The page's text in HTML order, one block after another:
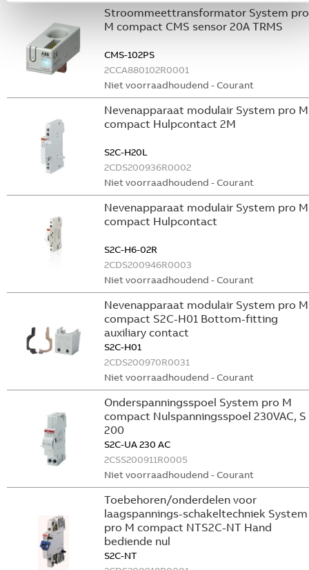
Stroommeettransformator System pro
M compact CMS sensor 20A TRMS
CMS-102PS
2CCA880102R0001
Niet voorraadhoudend - Courant
Nevenapparaat modulair System pro M
compact Hulpcontact 2M
S2C-H20L
2CDS200936R0002
Niet voorraadhoudend - Courant
Nevenapparaat modulair System pro M
compact Hulpcontact
S2C-H6-02R
2CDS200946R0003
Niet voorraadhoudend - Courant
Nevenapparaat modulair System pro M
compact S2C-H01 Bottom-fitting
auxiliary contact
S2C-H01
2CDS200970R0031
Niet voorraadhoudend - Courant
Onderspanningsspoel System pro M
compact Nulspanningsspoel 230VAC, S
200
S2C-UA 230 AC
2CSS200911R0005
Niet voorraadhoudend - Courant
Toebehoren/onderdelen voor
laagspannings-schakeltechniek System
pro M compact NTS2C-NT Hand
bediende nul
S2C-NT